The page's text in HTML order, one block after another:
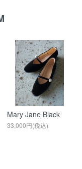
Mary Jane Black
33,000円(税込)